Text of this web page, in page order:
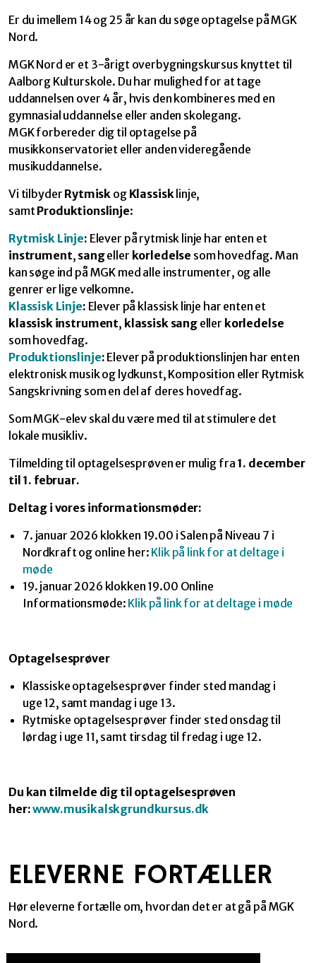
Er du imellem 14 og 25 år kan du søge optagelse på MGK
Nord.
MGK Nord er et 3-årigt overbygningskursus knyttet til
Aalborg Kulturskole. Du har mulighed for at tage
uddannelsen over 4 år, hvis den kombineres med en
gymnasial uddannelse eller anden skolegang.
MGK forbereder dig til optagelse på
musikkonservatoriet eller anden videregående
musikuddannelse.
Vi tilbyder Rytmisk og Klassisklinje,
samt Produktionslinje:
Rytmisk Linje: Elever på rytmisk linje har enten et
instrument, sangeller korledelse som hovedfag. Man
kan søge ind på MGK med alle instrumenter, og alle
genrer er lige velkomne.
Klassisk Linje: Elever på klassisk linje har enten et
klassisk instrument, klassisk sangeller korledelse
som hovedfag.
Produktionslinje: Elever på produktionslinjen har enten
elektronisk musik og lydkunst, Komposition eller Rytmisk
Sangskrivning som en del af deres hovedfag.
Som MGK-elev skal du være med til at stimulere det
lokale musikliv.
Tilmelding til optagelsesprøven er mulig fra 1. december
til 1. februar.
Deltag i vores informationsmøder:
7. januar 2026 klokken 19.00 i Salen på Niveau 7 i
Nordkraft og online her: Klik på link for at deltage i
møde
19. januar 2026 klokken 19.00 Online
Informationsmøde: Klik på link for at deltage i møde
Optagelsesprøver
Klassiske optagelsesprøver finder sted mandag i
uge 12, samt mandag i uge 13.
Rytmiske optagelsesprøver finder sted onsdag til
lørdag i uge 11, samt tirsdag til fredag i uge 12.
Du kan tilmelde dig til optagelsesprøven
her:www.musikalskgrundkursus.dk
ELEVERNE FORTÆLLER
Hør eleverne fortælle om, hvordan det er at gå på MGK
Nord.